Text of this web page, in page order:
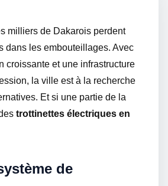
milliers de Dakarois perdent
dans les embouteillages. Avec
croissante et une infrastructure
la ville est à la recherche
Et si une partie de la
trottinettes électriques en
de